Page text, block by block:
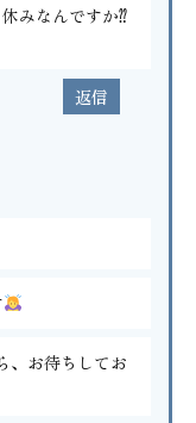
みなんですか⁇
返信
、お待ちしてお